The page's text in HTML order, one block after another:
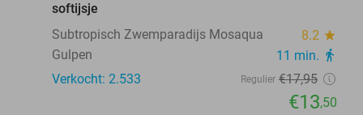
softijsje
Subtropisch Zwemparadijs Mosaqua
8.2 star
Gulpen 11 min. directions_walk
Verkocht: 2.533 Regulier €17,95
€13,50